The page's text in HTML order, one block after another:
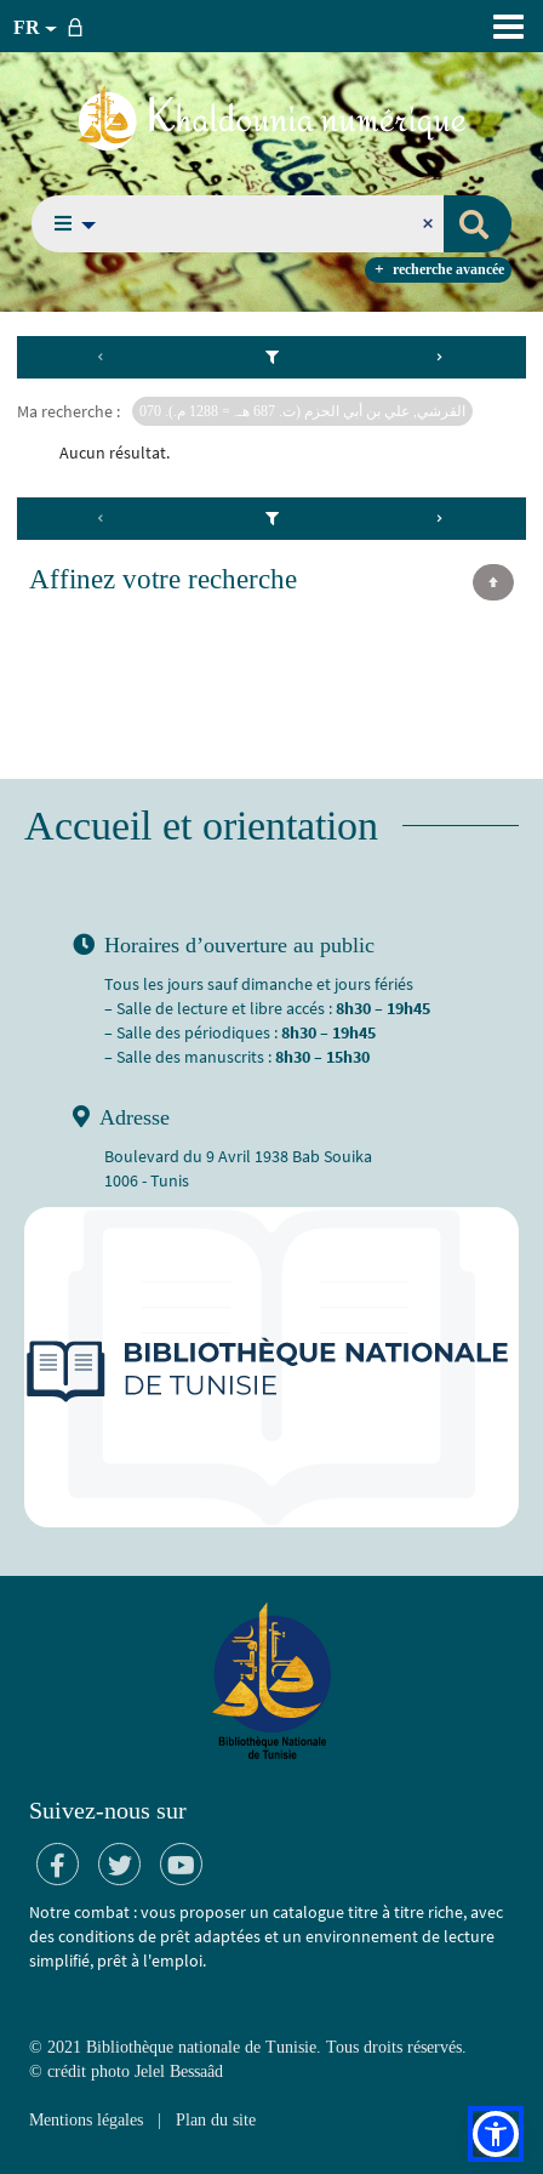
FR
recherche avancée
Ma recherche : القرشي, علي بن أبي الحزم (ت. 687 هـ. = 1288 م.). 070
Aucun résultat.
Affinez votre recherche
Accueil et orientation
Horaires d’ouverture au public
Tous les jours sauf dimanche et jours fériés
– Salle de lecture et libre accés :8h30 – 19h45
– Salle des périodiques :8h30 – 19h45
– Salle des manuscrits :8h30 – 15h30
Adresse
Boulevard du 9 Avril 1938 Bab Souika
1006 - Tunis
Suivez-nous sur
Notre combat : vous proposer un catalogue titre à titre riche, avec
des conditions de prêt adaptées et un environnement de lecture
simplifié, prêt à l'emploi.
© 2021 Bibliothèque nationale de Tunisie. Tous droits réservés.
© crédit photo Jelel Bessaâd
Mentions légales Plan du site